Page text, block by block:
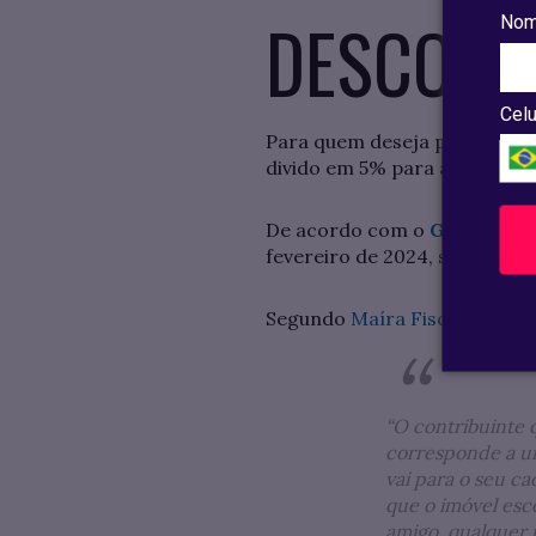
Para quem deseja pagar o
divido em 5% para
De acordo com o G1
o
fevereiro de 2024, sendo
Segundo Maíra Fischer,
“O contribuinte
corresponde a
vai para o seu
que o imóvel